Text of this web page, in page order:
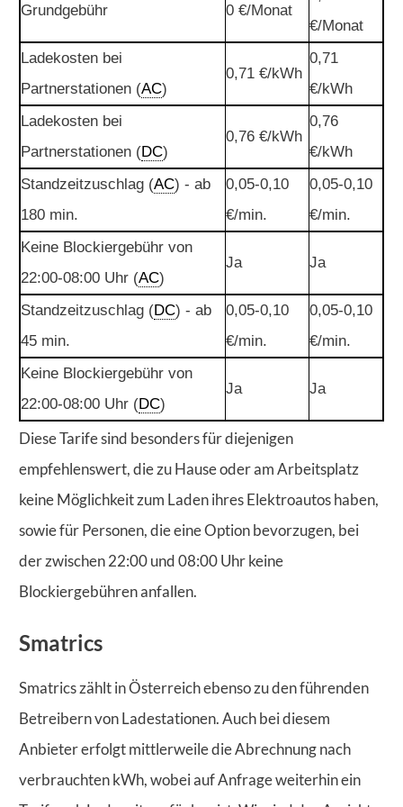
Grundgebühr 0 €/Monat
€/Monat
Ladekosten bei
Partnerstationen (AC)
0,71 €/kWh
0,71
€/kWh
Ladekosten bei
Partnerstationen (DC)
0,76 €/kWh
0,76
€/kWh
Standzeitzuschlag (AC) - ab
180 min.
0,05-0,10
€/min.
0,05-0,10
€/min.
Keine Blockiergebühr von
22:00-08:00 Uhr (AC)
Ja Ja
Standzeitzuschlag (DC) - ab
45 min.
0,05-0,10
€/min.
0,05-0,10
€/min.
Keine Blockiergebühr von
22:00-08:00 Uhr (DC)
Ja Ja
Diese Tarife sind besonders für diejenigen
empfehlenswert, die zu Hause oder am Arbeitsplatz
keine Möglichkeit zum Laden ihres Elektroautos haben,
sowie für Personen, die eine Option bevorzugen, bei
der zwischen 22:00 und 08:00 Uhr keine
Blockiergebühren anfallen.
Smatrics
Smatrics zählt in Österreich ebenso zu den führenden
Betreibern von Ladestationen. Auch bei diesem
Anbieter erfolgt mittlerweile die Abrechnung nach
verbrauchten kWh, wobei auf Anfrage weiterhin ein